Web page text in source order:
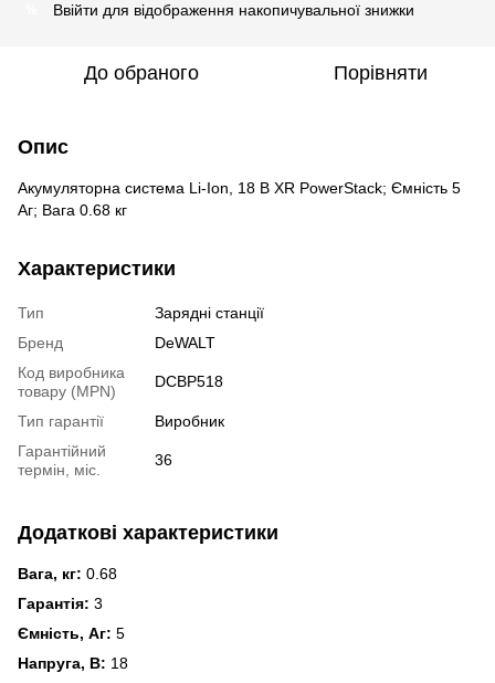
Ввійти для відображення накопичувальної знижки
До обраного Порівняти
Опис
Акумуляторна система Li-Ion, 18 В XR PowerStack; Ємність 5
Aг; Вага 0.68 кг
Характеристики
Тип
Зарядні станції
Бренд
DeWALT
Код виробника
товару (MPN)
DCBP518
Тип гарантії
Виробник
Гарантійний
термін, міс.
36
Додаткові характеристики
Вага, кг: 0.68
Гарантія: 3
Ємність, Аг: 5
Напруга, В: 18